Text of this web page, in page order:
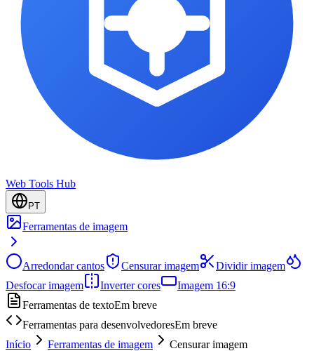
Web Tools Hub
PT
Ferramentas de imagem
Arredondar cantos Censurar imagem
Dividir imagem
Desfocar imagem
Inverter cores
Imagem 16:9
Ferramentas de textoEm breve
Ferramentas para desenvolvedoresEm breve
Início
Ferramentas de imagem Censurar imagem